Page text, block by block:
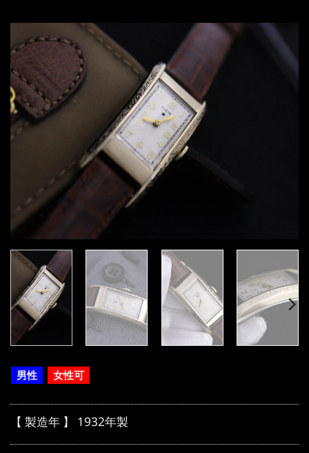
男性 女性可
【 製造年 】 1932年製